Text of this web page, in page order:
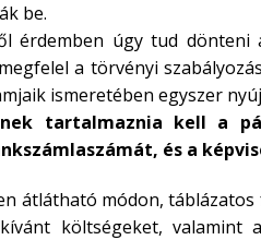
be.
érdemben úgy tud dönteni
a törvényi
ismeretében egyszer
tartalmaznia kell a
és a
átlátható módon,
költségeket,